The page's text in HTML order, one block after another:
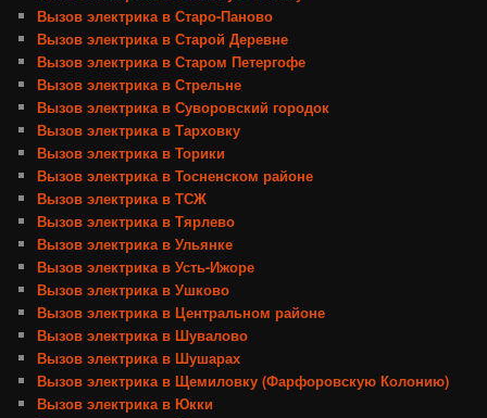
Вызов электрика в Старо-Паново
Вызов электрика в Старой Деревне
Вызов электрика в Старом Петергофе
Вызов электрика в Стрельне
Вызов электрика в Суворовский городок
Вызов электрика в Тарховку
Вызов электрика в Торики
Вызов электрика в Тосненском районе
Вызов электрика в ТСЖ
Вызов электрика в Тярлево
Вызов электрика в Ульянке
Вызов электрика в Усть-Ижоре
Вызов электрика в Ушково
Вызов электрика в Центральном районе
Вызов электрика в Шувалово
Вызов электрика в Шушарах
Вызов электрика в Щемиловку (Фарфоровскую Колонию)
Вызов электрика в Юкки